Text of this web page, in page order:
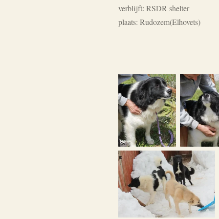
verblijft: RSDR shelter
plaats: Rudozem(Elhovets)